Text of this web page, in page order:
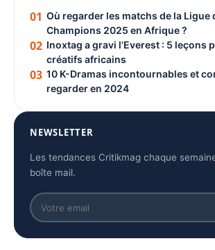
01 Où regarder les matchs de la Ligue
Champions 2025 en Afrique ?
02 Inoxtag a gravi l’Everest : 5 leçons
créatifs africains
03 10 K-Dramas incontournables et
regarder en 2024
NEWSLETTER
Les tendances Critikmag chaque
boîte mail.